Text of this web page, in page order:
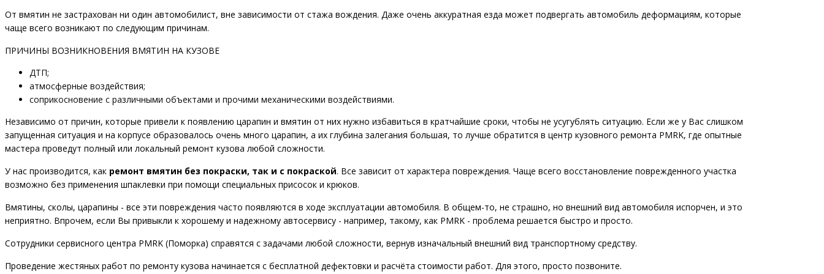
От вмятин не застрахован ни один автомобилист, вне зависимости от стажа вождения. Даже очень аккуратная езда может подвергать автомобиль деформациям, которые
чаще всего возникают по следующим причинам.
ПРИЧИНЫ ВОЗНИКНОВЕНИЯ ВМЯТИН НА КУЗОВЕ
ДТП;
атмосферные воздействия;
соприкосновение с различными объектами и прочими механическими воздействиями.
Независимо от причин, которые привели к появлению царапин и вмятин от них нужно избавиться в кратчайшие сроки, чтобы не усугублять ситуацию. Если же у Вас слишком
запущенная ситуация и на корпусе образовалось очень много царапин, а их глубина залегания большая, то лучше обратится в центр кузовного ремонта PMRK, где опытные
мастера проведут полный или локальный ремонт кузова любой сложности.
У нас производится, как ремонт вмятин без покраски, так и с покраской. Все зависит от характера повреждения. Чаще всего восстановление поврежденного участка
возможно без применения шпаклевки при помощи специальных присосок и крюков.
Вмятины, сколы, царапины - все эти повреждения часто появляются в ходе эксплуатации автомобиля. В общем-то, не страшно, но внешний вид автомобиля испорчен, и это
неприятно. Впрочем, если Вы привыкли к хорошему и надежному автосервису - например, такому, как PMRK - проблема решается быстро и просто.
Сотрудники сервисного центра PMRK (Поморка) справятся с задачами любой сложности, вернув изначальный внешний вид транспортному средству.
Проведение жестяных работ по ремонту кузова начинается с бесплатной дефектовки и расчёта стоимости работ. Для этого, просто позвоните.